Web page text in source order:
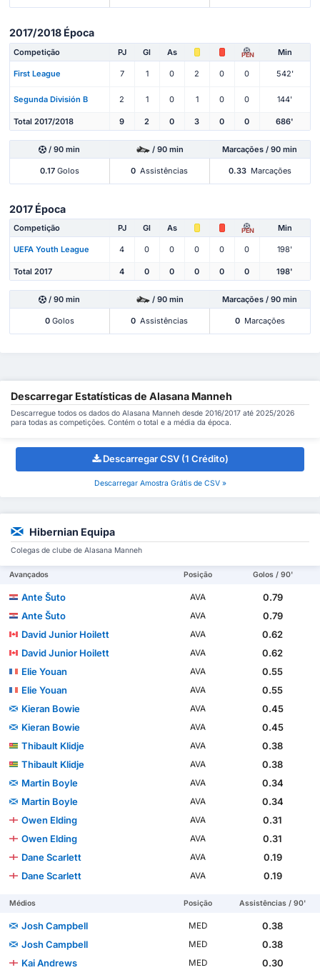
2017/2018 Época
Competição PJ Gl As PEN Min
First League 7 1 0 2 0 0 542'
Segunda División B 2 1 0 1 0 0 144'
Total 2017/2018 9 2 0 3 0 0 686'
/ 90 min / 90 min Marcações / 90 min
0.17Golos 0 Assistências 0.33 Marcações
2017 Época
Competição PJ Gl As PEN Min
UEFA Youth League 4 0 0 0 0 0 198'
Total 2017 4 0 0 0 0 0 198'
/ 90 min / 90 min Marcações / 90 min
0Golos 0 Assistências 0 Marcações
Descarregar Estatísticas de Alasana Manneh
Descarregue todos os dados do Alasana Manneh desde 2016/2017 até 2025/2026
para todas as competições. Contém o total e a média da época.
Descarregar CSV (1 Crédito)
Descarregar Amostra Grátis de CSV »
Hibernian Equipa
Colegas de clube de Alasana Manneh
Avançados Posição Golos / 90'
Ante Šuto AVA
0.79
Ante Šuto
AVA
0.79
David Junior Hoilett
AVA
0.62
David Junior Hoilett
AVA
0.62
Elie Youan
AVA
0.55
Elie Youan
AVA
0.55
Kieran Bowie
AVA
0.45
Kieran Bowie
AVA
0.45
Thibault Klidje
AVA
0.38
Thibault Klidje
AVA
0.38
Martin Boyle
AVA
0.34
Martin Boyle
AVA
0.34
Owen Elding
AVA
0.31
Owen Elding
AVA
0.31
Dane Scarlett
AVA
0.19
Dane Scarlett
AVA 0.19
Médios Posição Assistências / 90'
Josh Campbell MED
0.38
Josh Campbell
MED
0.38
Kai Andrews
MED
0.30